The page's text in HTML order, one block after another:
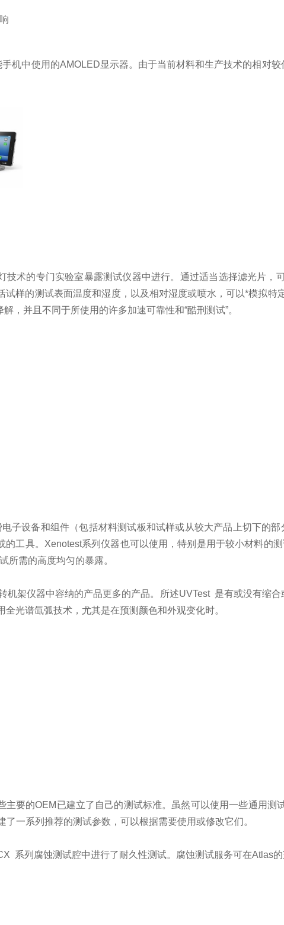
机中使用的AMOLED显示器。由于当前材料和生产技术的相对
术的专门实验室暴露测试仪器中进行。 通过适当选择滤光片，
样的测试表面温度和湿度，以及相对湿度或喷水，可以*模拟特
，并且不同于所使用的许多加速可靠性和“酷刑测试”。
子设备和组件（包括材料测试板和试样或从较大产品上切下的
工具。 Xenotest系列仪器也可以使用，特别是用于较小材料的测
所需的高度均匀的暴露。
机架仪器中容纳的产品更多的产品。所述UVTest 是有或没有缩
全光谱氙弧技术，尤其是在预测颜色和外观变化时。
主要的OEM 已建立了自己的测试标准。 虽然可以使用一些通用测
了一系列推荐的测试参数，可以根据需要使用或修改它们。
系列腐蚀测试腔中进行了耐久性测试。腐蚀测试服务可在Atlas